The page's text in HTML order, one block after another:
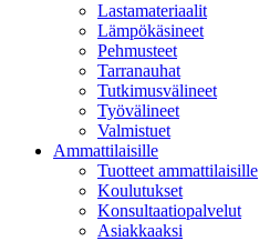
Lastamateriaalit
Lämpökäsineet
Pehmusteet
Tarranauhat
Tutkimusvälineet
Työvälineet
Valmistuet
Ammattilaisille
Tuotteet ammattilaisille
Koulutukset
Konsultaatiopalvelut
Asiakkaaksi